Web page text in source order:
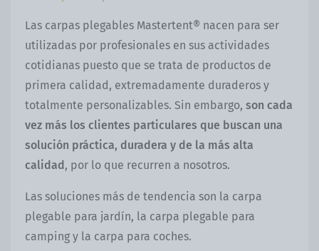
Las carpas plegables Mastertent® nacen para ser
utilizadas por profesionales en sus actividades
cotidianas puesto que se trata de productos de
primera calidad, extremadamente duraderos y
totalmente personalizables. Sin embargo, son cada
vez más los clientes particulares que buscan una
solución práctica, duradera y de la más alta
calidad, por lo que recurren a nosotros.
Las soluciones más de tendencia son la carpa
plegable para jardín, la carpa plegable para
camping y la carpa para coches.